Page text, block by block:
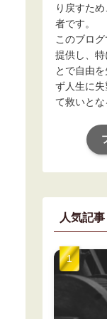
り戻すた
者です。
このブロ
提供し、特
とで自由
ず人生に
て救いとな
人気記事